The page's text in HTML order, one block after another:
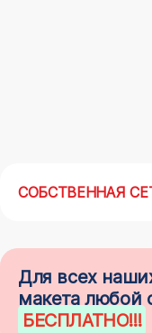
СОБСТВЕННАЯ
Для всех
макета любой
БЕСПЛАТНО!!!